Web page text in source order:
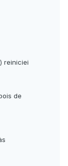
reiniciei
de